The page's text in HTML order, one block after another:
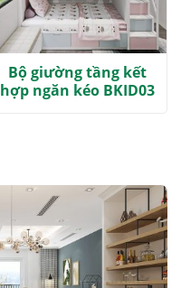
Bộ giường tầng kết
hợp ngăn kéo BKID03